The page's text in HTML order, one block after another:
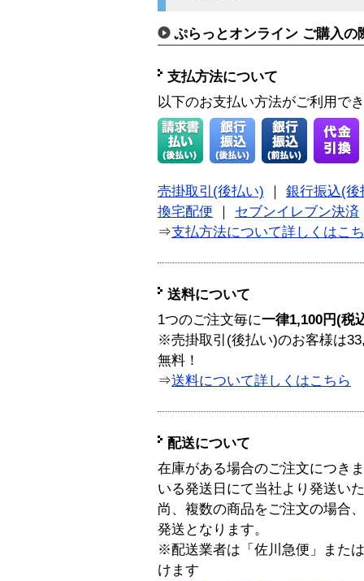
ぷらっとオンライン ご購入の
支払方法について
以下のお支払い方法がご利用で
売掛取引(後払い)
銀行振込(後
換宅配便
セブンイレブン決済
⇒支払方法について詳しくはこ
送料について
1つのご注文毎に一律1,100円(税
※売掛取引(後払い)のお客様は
無料！
⇒送料について詳しくはこちら
配送について
在庫がある場合のご注文につき
いる発送日にて当社より発送い
尚、複数の商品をご注文の場合
発送となります。
※配送業者は「佐川急便」また
けます